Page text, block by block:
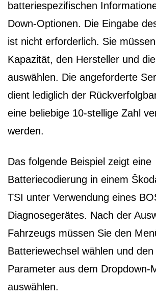
batteriespezifischen
Down-Optionen. Die Eingabe
ist nicht erforderlich. Sie
Kapazität, den Hersteller und
auswählen. Die angeforderte
dient lediglich der
eine beliebige 10-stellige Zahl
werden.
Das folgende Beispiel zeigt eine
Batteriecodierung in einem
TSI unter Verwendung eines
Diagnosegerätes. Nach der
Fahrzeugs müssen Sie den
Batteriewechsel wählen und
Parameter aus dem Dropdown-
auswählen.